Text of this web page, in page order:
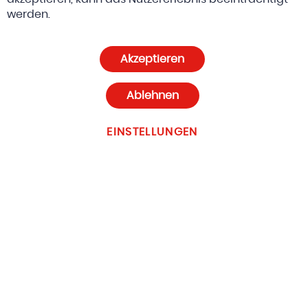
Cookie-Einstellungen
werden.
Akzeptieren
EINSTELLUNGEN
Ablehnen